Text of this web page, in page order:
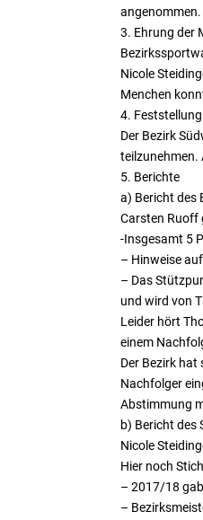
angenommen.
3. Ehrung der
Nicole
Menchen
4.
Der Bezirk
teilzunehmen.
5. Berichte
a) Bericht des
Carsten Ruoff
-Insgesamt 5
– Hinweise
– Das
und wird von
Leider hört
einem
Der Bezirk
Nachfolger
Abstimmung
b) Bericht des
Nicole
Hier noch
– 2017/18
–